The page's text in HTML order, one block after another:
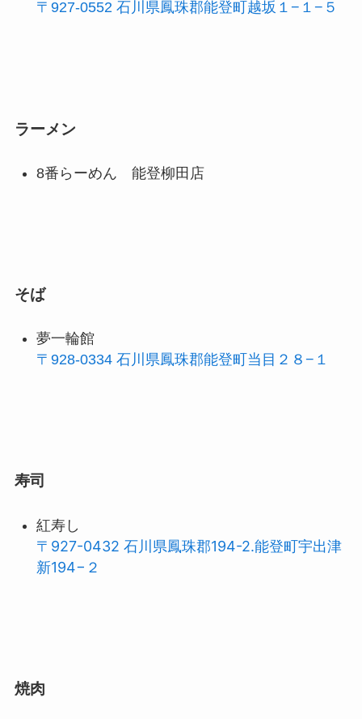
〒927-0552 石川県鳳珠郡能登町越坂１−１−５
ラーメン
8番らーめん 能登柳田店
そば
夢一輪館
〒928-0334 石川県鳳珠郡能登町当目２８−１
寿司
紅寿し
〒927-0432 石川県鳳珠郡194-2.能登町宇出津
新194−２
焼肉